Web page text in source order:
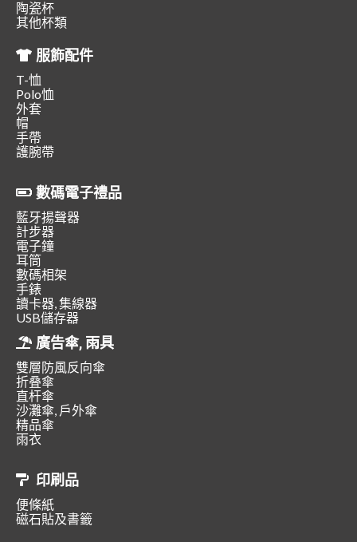
陶瓷杯
其他杯類
服飾配件
T-恤
Polo恤
外套
帽
手帶
護腕帶
數碼電子禮品
藍牙揚聲器
計步器
電子鐘
耳筒
數碼相架
手錶
讀卡器, 集線器
USB儲存器
廣告傘, 雨具
雙層防風反向傘
折叠傘
直杆傘
沙灘傘, 戶外傘
精品傘
雨衣
印刷品
便條紙
磁石貼及書籤